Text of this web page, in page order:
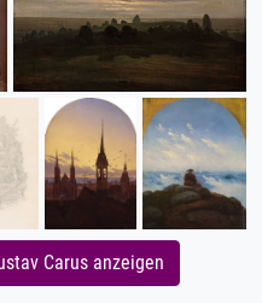
Carus anzeigen